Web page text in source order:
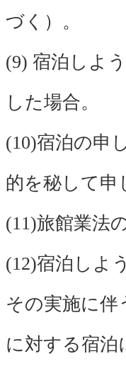
づく）。
(9) 宿泊しよ
した場合。
(10)宿泊の申
的を秘して申
(11)旅館業法
(12)宿泊しよ
その実施に伴
に対する宿泊